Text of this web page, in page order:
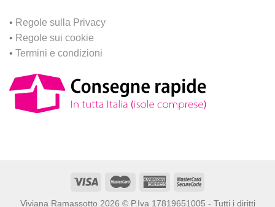
• Regole sulla Privacy
• Regole sui cookie
• Termini e condizioni
Viviana Ramassotto 2026 © P.Iva 17819651005 - Tutti i diritti